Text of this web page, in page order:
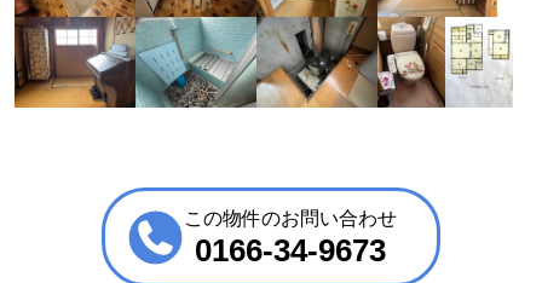
この物件のお問い合わせ
0166-34-9673